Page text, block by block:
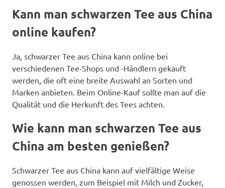
Kann man schwarzen Tee aus China
online kaufen?
Ja, schwarzer Tee aus China kann online bei
verschiedenen Tee-Shops und -Händlern gekauft
werden, die oft eine breite Auswahl an Sorten und
Marken anbieten. Beim Online-Kauf sollte man auf die
Qualität und die Herkunft des Tees achten.
Wie kann man schwarzen Tee aus
China am besten genießen?
Schwarzer Tee aus China kann auf vielfältige Weise
genossen werden, zum Beispiel mit Milch und Zucker,